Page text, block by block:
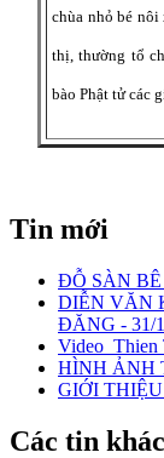
chùa nhỏ bé
thị, thường tổ
bào Phật tử các
Tin mới
ĐỖ SÀN
DIỄN VĂN
ĐĂNG - 31/
Video_Thien
HÌNH ẢNH
GIỚI
Các tin khác